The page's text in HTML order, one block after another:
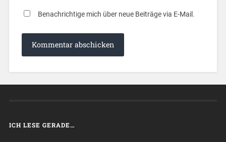
Benachrichtige mich über neue Beiträge via E-Mail.
ICH LESE GERADE…